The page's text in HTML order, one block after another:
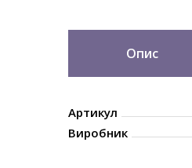
Опис
Артикул
Виробник